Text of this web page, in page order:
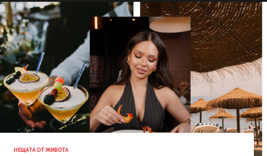
НЕЩАТА ОТ ЖИВОТА